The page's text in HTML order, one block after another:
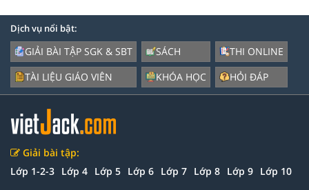
Dịch vụ nổi bật:
GIẢI BÀI TẬP SGK & SBT
TÀI LIỆU GIÁO VIÊN
SÁCH
KHÓA HỌC
THI ONLINE
HỎI ĐÁP
Giải bài tập:
Lớp 1-2-3 Lớp 4 Lớp 5 Lớp 6 Lớp 7 Lớp 8 Lớp 9 Lớp 10